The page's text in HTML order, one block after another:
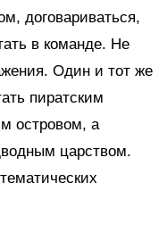
договариваться,
в команде. Не
Один и тот же
пиратским
островом, а
царством.